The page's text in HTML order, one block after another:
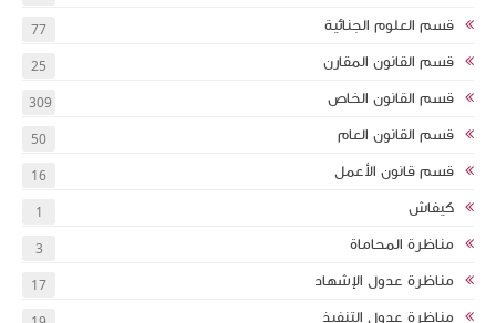
قسم العلوم الجنائية 77
قسم القانون المقارن 25
قسم القانون الخاص 309
قسم القانون العام 50
قسم قانون الأعمل 16
كيفاش 1
مناظرة المحاماة 3
مناظرة عدول الإشهاد 17
مناظرة عدول التنفيذ